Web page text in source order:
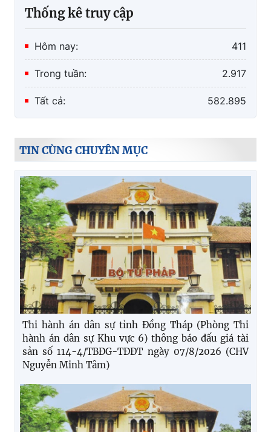
Thống kê truy cập
Hôm nay: 411
Trong tuần: 2.917
Tất cả: 582.895
TIN CÙNG CHUYÊN MỤC
Thi hành án dân sự tỉnh Đồng Tháp (Phòng Thi
hành án dân sự Khu vực 6) thông báo đấu giá tài
sản số 114-4/TBĐG-TĐĐT ngày 07/8/2026 (CHV
Nguyễn Minh Tâm)